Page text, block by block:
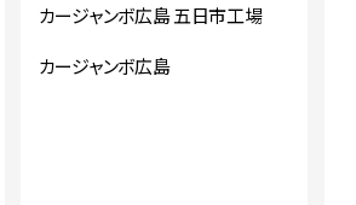
カージャンボ広島 五日市工場
カージャンボ広島